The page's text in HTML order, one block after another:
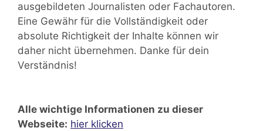
ausgebildeten Journalisten oder Fachautoren.
Eine Gewähr für die Vollständigkeit oder
absolute Richtigkeit der Inhalte können wir
daher nicht übernehmen. Danke für dein
Verständnis!
Alle wichtige Informationen zu dieser
Webseite: hier klicken